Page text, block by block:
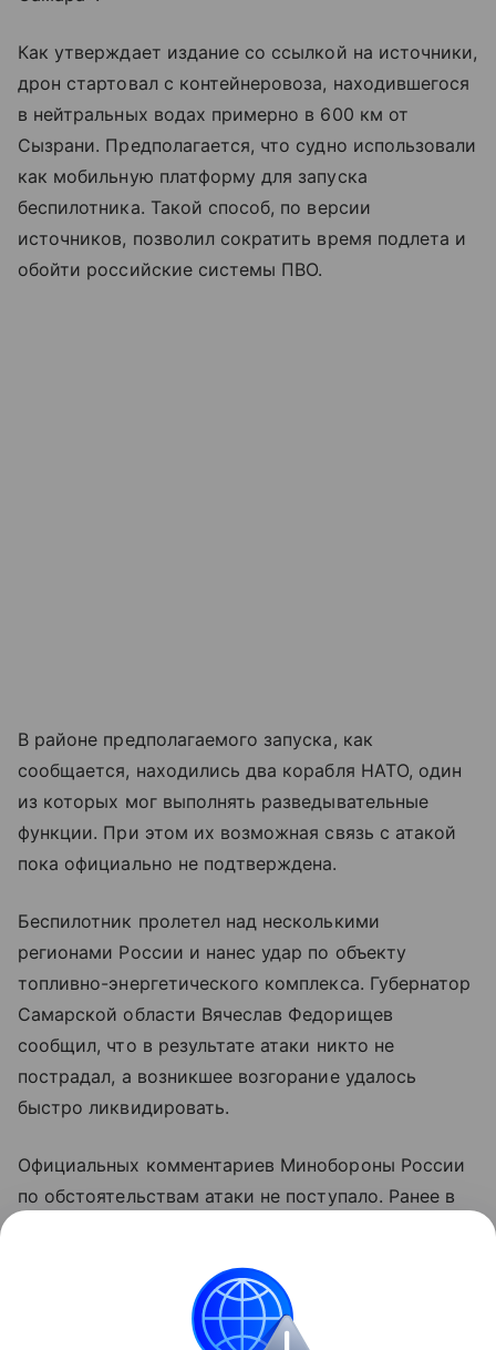
Как утверждает издание со ссылкой на источники,
дрон стартовал с контейнеровоза, находившегося
в нейтральных водах примерно в 600 км от
Сызрани. Предполагается, что судно использовали
как мобильную платформу для запуска
беспилотника. Такой способ, по версии
источников, позволил сократить время подлета и
обойти российские системы ПВО.
В районе предполагаемого запуска, как
сообщается, находились два корабля НАТО, один
из которых мог выполнять разведывательные
функции. При этом их возможная связь с атакой
пока официально не подтверждена.
Беспилотник пролетел над несколькими
регионами России и нанес удар по объекту
топливно-энергетического комплекса. Губернатор
Самарской области Вячеслав Федорищев
сообщил, что в результате атаки никто не
пострадал, а возникшее возгорание удалось
быстро ликвидировать.
Официальных комментариев Минобороны России
по обстоятельствам атаки не поступало. Ранее в